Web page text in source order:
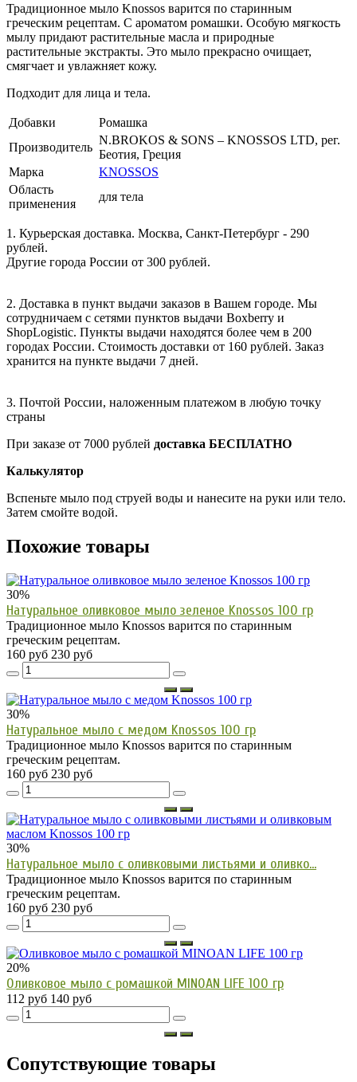
Традиционное мыло Knossos варится по старинным
греческим рецептам. С ароматом ромашки. Особую мягкость
мылу придают растительные масла и природные
растительные экстракты. Это мыло прекрасно очищает,
смягчает и увлажняет кожу.
Подходит для лица и тела.
Добавки
Ромашка
Производитель
N.BROKOS & SONS – KNOSSOS LTD, рег.
Беотия, Греция
Марка
KNOSSOS
Область
применения
для тела
1. Курьерская доставка. Москва, Санкт-Петербург - 290
рублей.
Другие города России от 300 рублей.
2. Доставка в пункт выдачи заказов в Вашем городе. Мы
сотрудничаем с сетями пунктов выдачи Boxberry и
ShopLogistic. Пункты выдачи находятся более чем в 200
городах России. Стоимость доставки от 160 рублей. Заказ
хранится на пункте выдачи 7 дней.
3. Почтой России, наложенным платежом в любую точку
страны
При заказе от 7000 рублей доставка БЕСПЛАТНО
Калькулятор
Вспеньте мыло под струей воды и нанесите на руки или тело.
Затем смойте водой.
Похожие товары
30%
Натуральное оливковое мыло зеленое Knossos 100 гр
Традиционное мыло Knossos варится по старинным
греческим рецептам.
160 руб 230 руб
30%
Натуральное мыло с медом Knossos 100 гр
Традиционное мыло Knossos варится по старинным
греческим рецептам.
160 руб 230 руб
30%
Натуральное мыло с оливковыми листьями и оливко...
Традиционное мыло Knossos варится по старинным
греческим рецептам.
160 руб 230 руб
20%
Оливковое мыло с ромашкой MINOAN LIFE 100 гр
112 руб 140 руб
Сопутствующие товары